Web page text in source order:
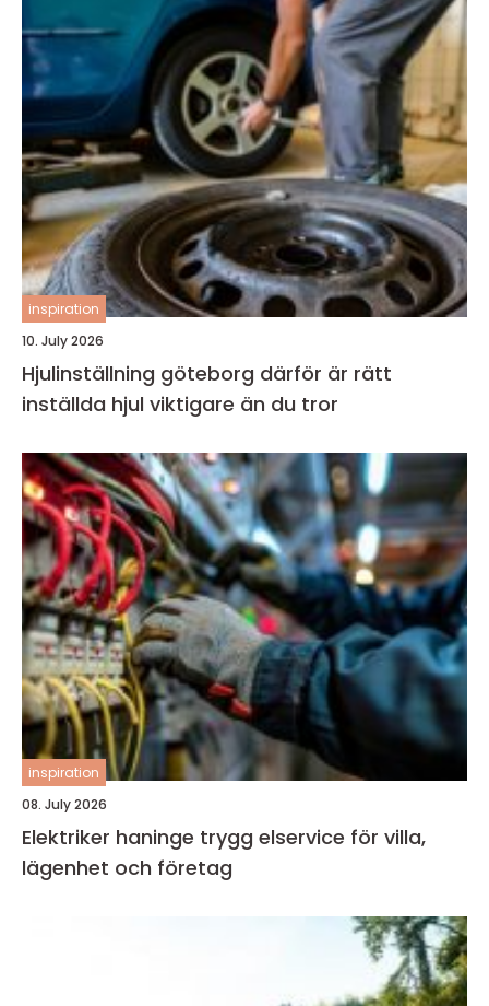
inspiration
10. July 2026
Hjulinställning göteborg därför är rätt
inställda hjul viktigare än du tror
inspiration
08. July 2026
Elektriker haninge trygg elservice för villa,
lägenhet och företag